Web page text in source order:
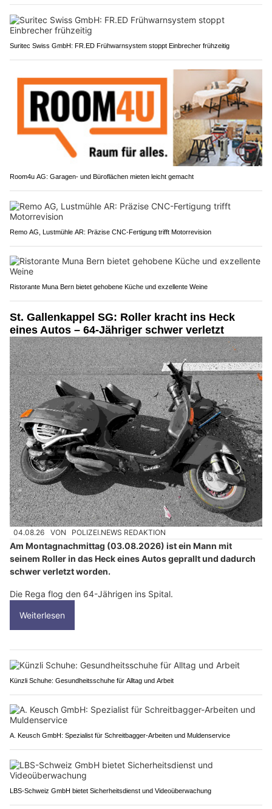
Suritec Swiss GmbH: FR.ED Frühwarnsystem stoppt Einbrecher frühzeitig
Room4u AG: Garagen- und Büroflächen mieten leicht gemacht
Remo AG, Lustmühle AR: Präzise CNC-Fertigung trifft Motorrevision
Ristorante Muna Bern bietet gehobene Küche und exzellente Weine
St. Gallenkappel SG: Roller kracht ins Heck
eines Autos – 64-Jähriger schwer verletzt
04.08.26 VON POLIZEI.NEWS REDAKTION
Am Montagnachmittag (03.08.2026) ist ein Mann mit
seinem Roller in das Heck eines Autos geprallt und dadurch
schwer verletzt worden.
Die Rega flog den 64-Jährigen ins Spital.
Weiterlesen
Künzli Schuhe: Gesundheitsschuhe für Alltag und Arbeit
A. Keusch GmbH: Spezialist für Schreitbagger-Arbeiten und Muldenservice
LBS-Schweiz GmbH bietet Sicherheitsdienst und Videoüberwachung